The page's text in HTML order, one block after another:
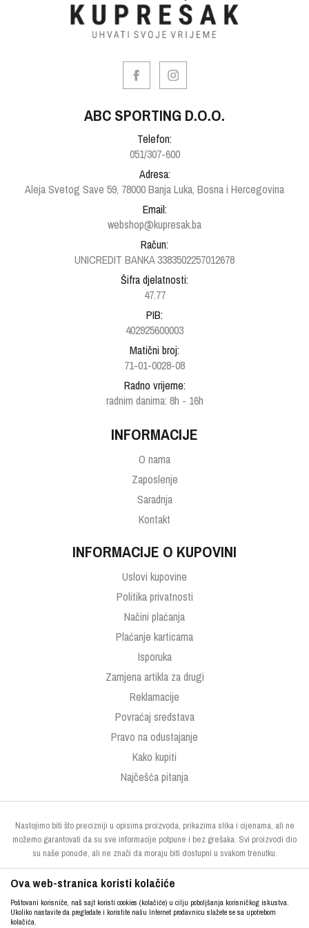
ABC SPORTING D.O.O.
Telefon:
051/307-600
Adresa:
Aleja Svetog Save 59, 78000 Banja Luka, Bosna i Hercegovina
Email:
webshop@kupresak.ba
Račun:
UNICREDIT BANKA 3383502257012678
Šifra djelatnosti:
47.77
PIB:
402925600003
Matični broj:
71-01-0028-08
Radno vrijeme:
radnim danima: 8h - 16h
INFORMACIJE
O nama
Zaposlenje
Saradnja
Kontakt
INFORMACIJE O KUPOVINI
Uslovi kupovine
Politika privatnosti
Načini plaćanja
Plaćanje karticama
Isporuka
Zamjena artikla za drugi
Reklamacije
Povraćaj sredstava
Pravo na odustajanje
Kako kupiti
Najčešća pitanja
Nastojimo biti što precizniji u opisima proizvoda, prikazima slika i cijenama, ali ne
možemo garantovati da su sve informacije potpune i bez grešaka. Svi proizvodi dio
su naše ponude, ali ne znači da moraju biti dostupni u svakom trenutku.
Ova web-stranica koristi kolačiće
Poštovani korisniče, naš sajt koristi cookies (kolačiće) u cilju poboljšanja korisničkog iskustva.
Ukoliko nastavite da pregledate i koristite našu Internet prodavnicu slažete se sa upotrebom
kolačića.